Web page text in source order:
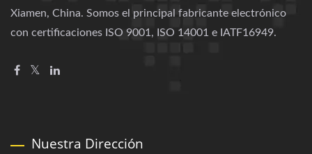
Xiamen, China. Somos el principal fabricante electrónico
con certificaciones ISO 9001, ISO 14001 e IATF16949.
Nuestra Dirección